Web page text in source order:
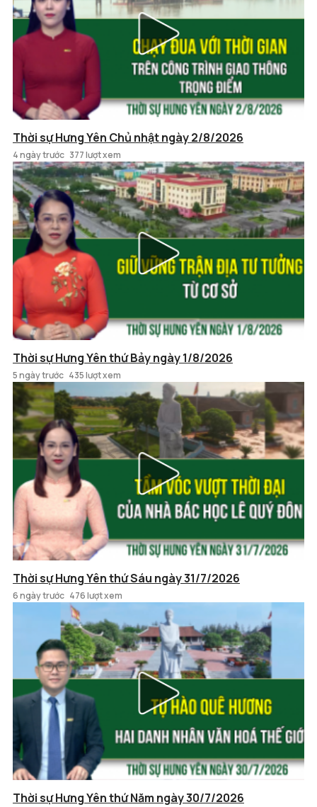
Thời sự Hưng Yên Chủ nhật ngày 2/8/2026
4 ngày trước 377 lượt xem
Thời sự Hưng Yên thứ Bảy ngày 1/8/2026
5 ngày trước 435 lượt xem
Thời sự Hưng Yên thứ Sáu ngày 31/7/2026
6 ngày trước 476 lượt xem
Thời sự Hưng Yên thứ Năm ngày 30/7/2026